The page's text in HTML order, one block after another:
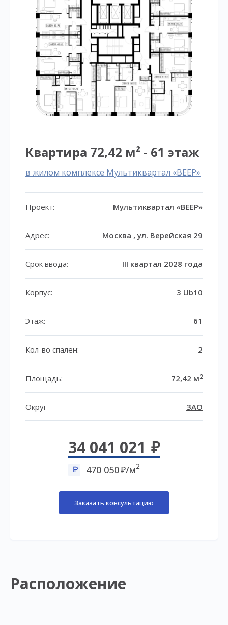
Квартира 72,42 м² - 61 этаж
в жилом комплексе Мультиквартал «ВЕЕР»
Проект: Мультиквартал «ВЕЕР»
Адрес: Москва , ул. Верейская 29
Срок ввода: III квартал 2028 года
Корпус: 3 Ub10
Этаж: 61
Кол-во спален: 2
Площадь: 72,42 м2
Округ ЗАО
34 041 021
470 050 /м2
Заказать консультацию
Расположение